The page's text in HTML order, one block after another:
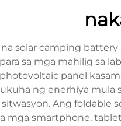
solar camping
sa mga mahilig sa
panel
ng enerhiya mula
Ang foldable
mga smartphone,